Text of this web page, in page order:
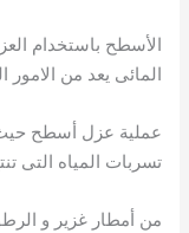
الأسطح باستخدام
المائى يعد من الامور
عملية عزل أسطح
تسربات المياه التى
من أمطار غزير و